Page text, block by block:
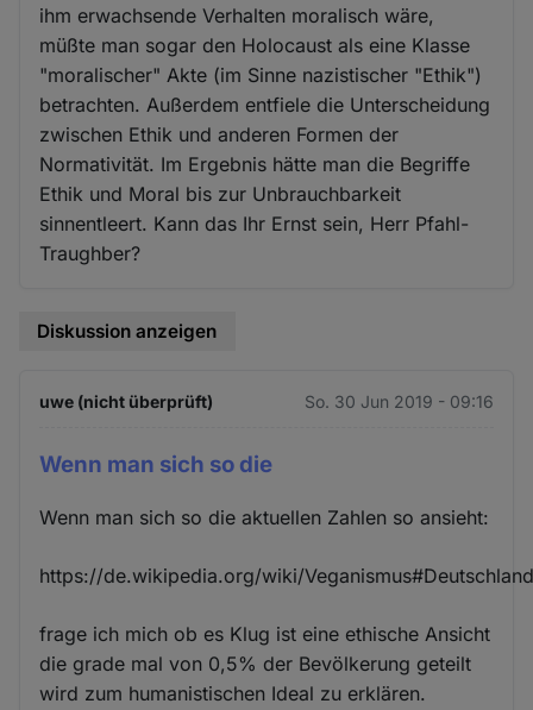
ihm erwachsende Verhalten moralisch wäre,
müßte man sogar den Holocaust als eine Klasse
"moralischer" Akte (im Sinne nazistischer "Ethik")
betrachten. Außerdem entfiele die Unterscheidung
zwischen Ethik und anderen Formen der
Normativität. Im Ergebnis hätte man die Begriffe
Ethik und Moral bis zur Unbrauchbarkeit
sinnentleert. Kann das Ihr Ernst sein, Herr Pfahl-
Traughber?
Diskussion anzeigen
uwe (nicht überprüft) So. 30 Jun 2019 - 09:16
Wenn man sich so die
Wenn man sich so die aktuellen Zahlen so ansieht:
https://de.wikipedia.org/wiki/
frage ich mich ob es Klug ist eine ethische Ansicht
die grade mal von 0,5% der Bevölkerung geteilt
wird zum humanistischen Ideal zu erklären.